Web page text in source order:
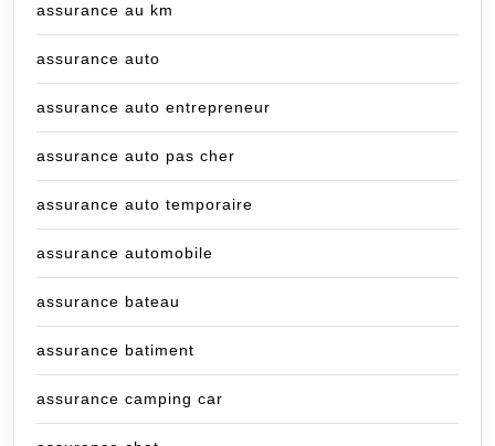
assurance au km
assurance auto
assurance auto entrepreneur
assurance auto pas cher
assurance auto temporaire
assurance automobile
assurance bateau
assurance batiment
assurance camping car